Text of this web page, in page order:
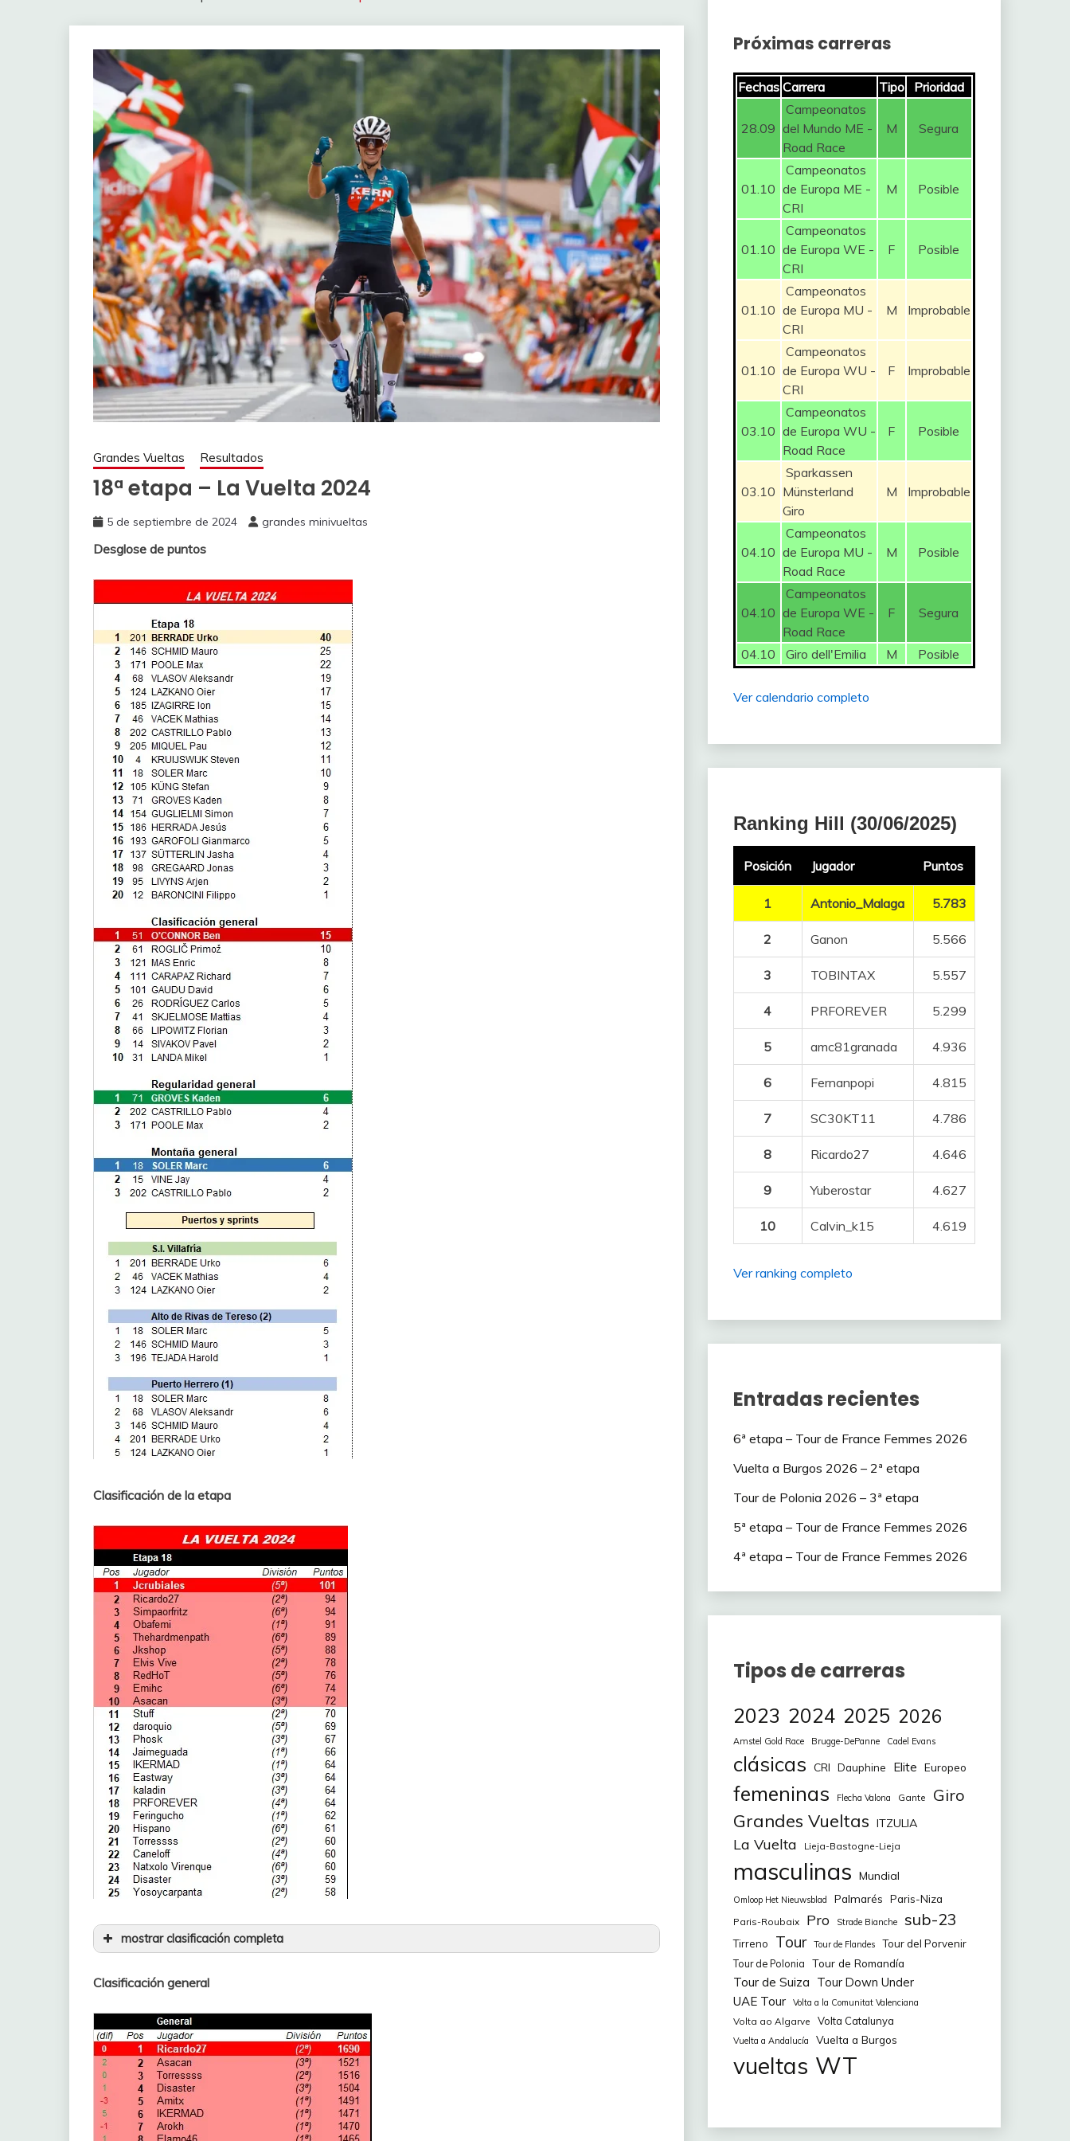
Grandes Vueltas Resultados
18ª etapa – La Vuelta 2024
5 de septiembre de 2024 grandes minivueltas
Desglose de puntos
Clasificación de la etapa
mostrar clasificación completa
27 Mister10
28 Isra_r4
jrbjugon23
Juan Carlos Vásquez
Clasificación general
Próximas carreras
Fechas Carrera Tipo Prioridad
28.09
Campeonatos
del Mundo ME -
Road Race
M Segura
01.10
Campeonatos
de Europa ME -
CRI
M Posible
01.10
Campeonatos
de Europa WE -
CRI
F Posible
01.10
Campeonatos
de Europa MU -
CRI
M Improbable
01.10
Campeonatos
de Europa WU -
CRI
F Improbable
03.10
Campeonatos
de Europa WU -
Road Race
F Posible
03.10
Sparkassen
Münsterland
Giro
M Improbable
04.10
Campeonatos
de Europa MU -
Road Race
M Posible
04.10
Campeonatos
de Europa WE -
Road Race
F Segura
04.10 Giro dell'Emilia M Posible
Ver calendario completo
Ranking Hill (30/06/2025)
Posición Jugador Puntos
1 Antonio_Malaga 5.783
2 Ganon 5.566
3 TOBINTAX 5.557
4 PRFOREVER 5.299
5 amc81granada 4.936
6 Fernanpopi 4.815
7 SC30KT11 4.786
8 Ricardo27 4.646
9 Yuberostar 4.627
10 Calvin_k15 4.619
Ver ranking completo
Entradas recientes
6ª etapa – Tour de France Femmes 2026
Vuelta a Burgos 2026 – 2ª etapa
Tour de Polonia 2026 – 3ª etapa
5ª etapa – Tour de France Femmes 2026
4ª etapa – Tour de France Femmes 2026
Tipos de carreras
2023 2024 2025 2026
Amstel Gold Race Brugge-DePanne Cadel Evans
clásicas CRI Dauphine Elite Europeo
femeninas Flecha Valona Gante Giro
Grandes Vueltas ITZULIA
La Vuelta Lieja-Bastogne-Lieja
masculinas Mundial
Omloop Het Nieuwsblad Palmarés Paris-Niza
Paris-Roubaix Pro Strade Bianche sub-23
Tirreno Tour Tour de Flandes Tour del Porvenir
Tour de Polonia Tour de Romandía
Tour de Suiza Tour Down Under
UAE Tour
Volta a la Comunitat Valenciana
Volta ao Algarve Volta Catalunya
Vuelta a Andalucía Vuelta a Burgos
vueltas WT